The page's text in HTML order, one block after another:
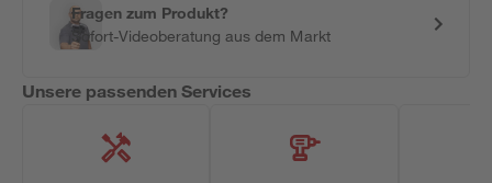
Fragen zum Produkt?
Sofort-Videoberatung aus dem Markt
Unsere passenden Services